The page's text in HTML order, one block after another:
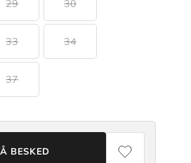
29 30
33 34
37
BESKED